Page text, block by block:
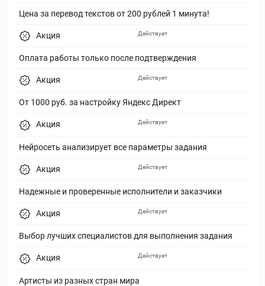
Цена за перевод текстов от 200 рублей 1 минута!
Акция
Оплата работы только после подтверждения
Действует
Акция
От 1000 руб. за настройку Яндекс Директ
Действует
Акция
Нейросеть анализирует все параметры задания
Действует
Акция
Надежные и проверенные исполнители и заказчики
Действует
Акция
Выбор лучших специалистов для выполнения задания
Действует
Акция
Артисты из разных стран мира
Действует